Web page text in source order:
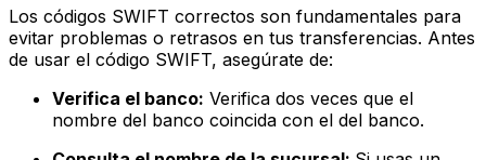
Los códigos SWIFT correctos son fundamentales para
evitar problemas o retrasos en tus transferencias. Antes
de usar el código SWIFT, asegúrate de:
Verifica el banco: Verifica dos veces que el
nombre del banco coincida con el del banco.